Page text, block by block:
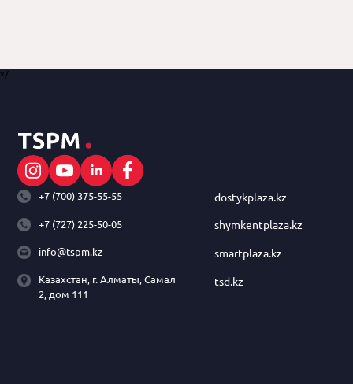
*/
+7 (700) 375-55-55
+7 (727) 225-50-05
info@tspm.kz
Казахстан, г. Алматы, Самал
2, дом 111
dostykplaza.kz
shymkentplaza.kz
smartplaza.kz
tsd.kz